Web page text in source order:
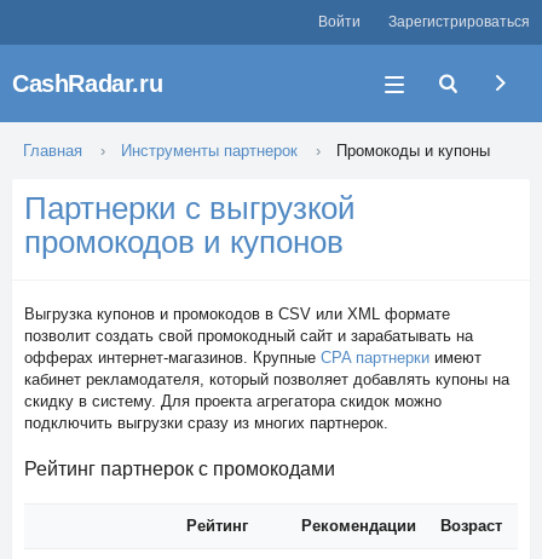
Войти Зарегистрироваться
CashRadar.ru
Главная Инструменты партнерок Промокоды и купоны
Партнерки с выгрузкой
промокодов и купонов
Выгрузка купонов и промокодов в CSV или XML формате
позволит создать свой промокодный сайт и зарабатывать на
офферах интернет-магазинов. Крупные CPA партнерки имеют
кабинет рекламодателя, который позволяет добавлять купоны на
скидку в систему. Для проекта агрегатора скидок можно
подключить выгрузки сразу из многих партнерок.
Рейтинг партнерок с промокодами
Рейтинг Рекомендации Возраст